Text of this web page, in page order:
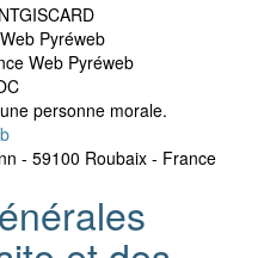
Pyréweb
Web Pyréweb
personne morale.
- 59100 Roubaix - France